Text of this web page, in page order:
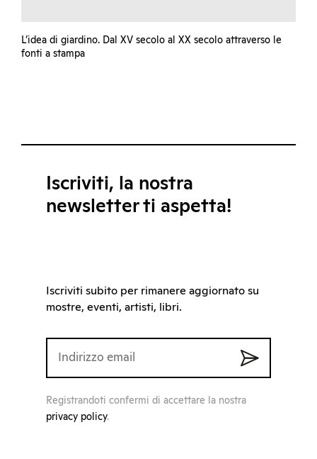
L’idea di giardino. Dal XV secolo al XX secolo attraverso le
fonti a stampa
Iscriviti, la nostra
newsletter ti aspetta!
Iscriviti subito per rimanere aggiornato su
mostre, eventi, artisti, libri.
Registrandoti confermi di accettare la nostra
privacy policy.